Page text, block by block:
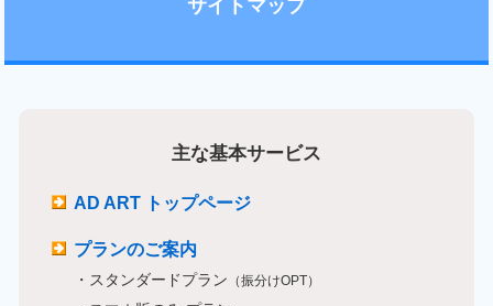
サイトマップ
主な基本サービス
AD ART トップページ
プランのご案内
・スタンダードプラン （振分けOPT）